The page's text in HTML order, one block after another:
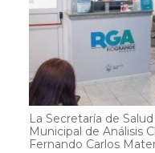
La Secretaría de
Municipal de Análisis
Fernando Carlos